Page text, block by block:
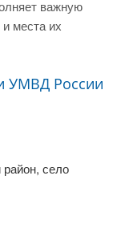
важную
места их
УМВД России
село